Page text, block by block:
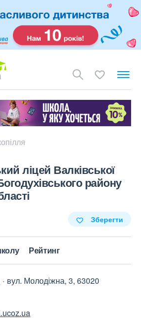
ліцей Валківської
району
Зберегти
Рейтинг
вул. Молодіжна, 3, 63020